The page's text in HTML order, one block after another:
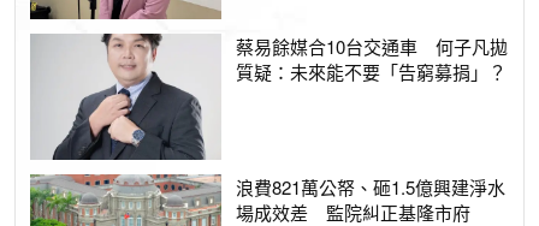
蔡易餘媒合10台交通車 何子凡拋
質疑：未來能不要「告窮募捐」？
浪費821萬公帑、砸1.5億興建淨水
場成效差 監院糾正基隆市府